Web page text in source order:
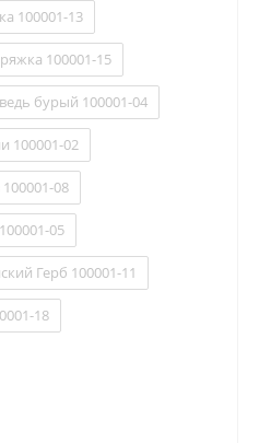
100001-13
100001-15
бурый 100001-04
100001-02
08
05
Герб 100001-11
18